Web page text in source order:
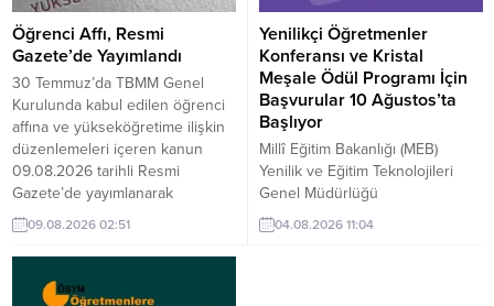
Öğrenci Affı, Resmi
Gazete’de Yayımlandı
30 Temmuz’da TBMM Genel
Kurulunda kabul edilen öğrenci
affına ve yükseköğretime ilişkin
düzenlemeleri içeren kanun
09.08.2026 tarihli Resmi
Gazete’de yayımlanarak
yürürlüğe girdi. Üniversite
Öğrencilerine Yeniden Dönüş
Hakkı: 2026-2027 Eğitim Yılında
Öğrenime Başlayabilecekler
09.08.2026 02:51
Yenilikçi Öğretmenler
Konferansı ve Kristal
Meşale Ödül Programı İçin
Başvurular 10 Ağustos’ta
Başlıyor
Millî Eğitim Bakanlığı (MEB)
Yenilik ve Eğitim Teknolojileri
Genel Müdürlüğü
koordinasyonunda
düzenlenecek “Yenilikçi
04.08.2026 11:04